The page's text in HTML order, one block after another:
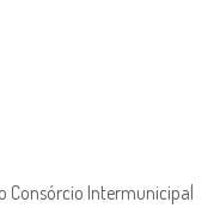
Consórcio Intermunicipal